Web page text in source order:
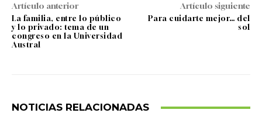
Artículo anterior
La familia, entre lo público
y lo privado: tema de un
congreso en la Universidad
Austral
Artículo siguiente
Para cuidarte mejor… del
sol
NOTICIAS RELACIONADAS